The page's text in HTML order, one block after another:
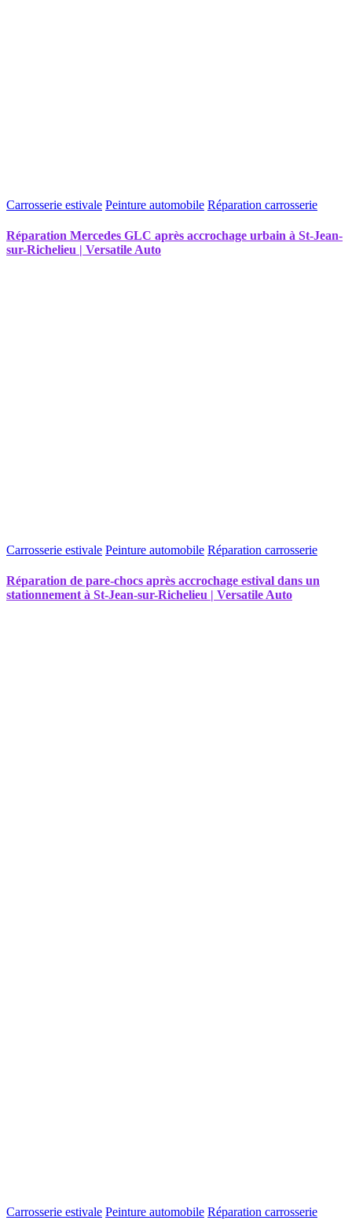
Carrosserie estivale Peinture automobile Réparation carrosserie
Réparation Mercedes GLC après accrochage urbain à St-Jean-
sur-Richelieu | Versatile Auto
Carrosserie estivale Peinture automobile Réparation carrosserie
Réparation de pare-chocs après accrochage estival dans un
stationnement à St-Jean-sur-Richelieu | Versatile Auto
Carrosserie estivale Peinture automobile Réparation carrosserie